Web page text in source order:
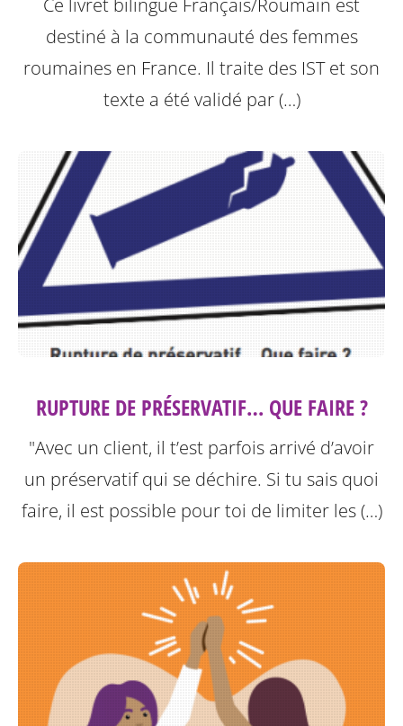
Ce livret bilingue Français/Roumain est
destiné à la communauté des femmes
roumaines en France. Il traite des IST et son
texte a été validé par (…)
RUPTURE DE PRÉSERVATIF… QUE FAIRE ?
"Avec un client, il t’est parfois arrivé d’avoir
un préservatif qui se déchire. Si tu sais quoi
faire, il est possible pour toi de limiter les (…)